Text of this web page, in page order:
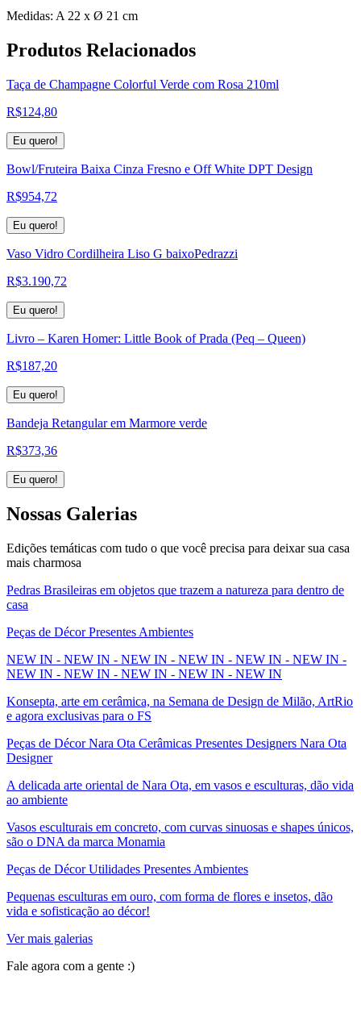
Medidas: A 22 x Ø 21 cm
Produtos Relacionados
Taça de Champagne Colorful Verde com Rosa 210ml
R$124,80
Eu quero!
Bowl/Fruteira Baixa Cinza Fresno e Off White DPT Design
R$954,72
Eu quero!
Vaso Vidro Cordilheira Liso G baixoPedrazzi
R$3.190,72
Eu quero!
Livro – Karen Homer: Little Book of Prada (Peq – Queen)
R$187,20
Eu quero!
Bandeja Retangular em Marmore verde
R$373,36
Eu quero!
Nossas Galerias
Edições temáticas com tudo o que você precisa para deixar sua casa
mais charmosa
Pedras Brasileiras em objetos que trazem a natureza para dentro de
casa
Peças de Décor Presentes Ambientes
NEW IN - NEW IN - NEW IN - NEW IN - NEW IN - NEW IN -
NEW IN - NEW IN - NEW IN - NEW IN - NEW IN
Konsepta, arte em cerâmica, na Semana de Design de Milão, ArtRio
e agora exclusivas para o FS
Peças de Décor Nara Ota Cerâmicas Presentes Designers Nara Ota
Designer
A delicada arte oriental de Nara Ota, em vasos e esculturas, dão vida
ao ambiente
Vasos esculturais em concreto, com curvas sinuosas e shapes únicos,
são o DNA da marca Monamia
Peças de Décor Utilidades Presentes Ambientes
Pequenas esculturas em ouro, com forma de flores e insetos, dão
vida e sofisticação ao décor!
Ver mais galerias
Fale agora com a gente :)